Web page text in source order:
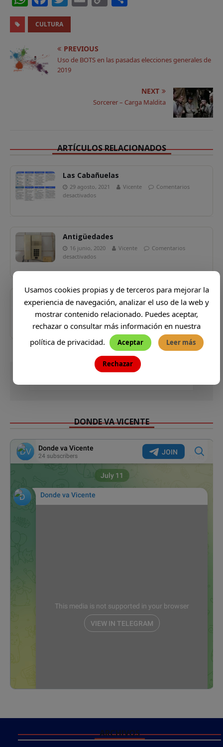
h
a
ts
A
a
c
b
o
w
it
t
e
r
l
Li a
CULTURA
PREVIOUS
Uso de BOTS en las pasadas elecciones generales de
2019
NEXT
Sorcerer – Carga Maldita
ARTÍCULOS RELACIONADOS
Las Cabañuelas
29 agosto, 2021 Vicente
Comentarios
desactivados
Antigüedades
16 junio, 2020 Vicente
Comentarios
desactivados
Carmen Carrera
18 noviembre, 2020
desactivados
DONDE VA VICENTE
ARCHIVOS
Usamos cookies propias y de terceros para mejorar la
experiencia de navegación, analizar el uso de la web y
mostrar contenido relacionado. Puedes aceptar,
rechazar o consultar más información en nuestra
política de privacidad.
Aceptar Leer más
Rechazar